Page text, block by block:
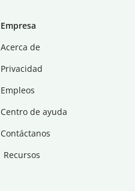
Empresa
Acerca de
Privacidad
Empleos
Centro de ayuda
Contáctanos
Recursos